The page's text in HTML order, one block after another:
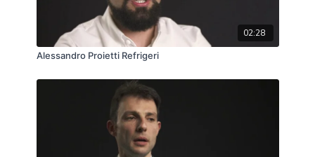
02:28
Alessandro Proietti Refrigeri